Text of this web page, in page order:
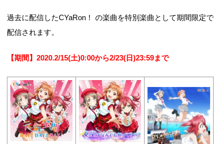
過去に配信したCYaRon！ の楽曲を特別楽曲として期間限定で
配信されます。
【期間】2020.2/15(土)0:00から2/23(日)23:59まで